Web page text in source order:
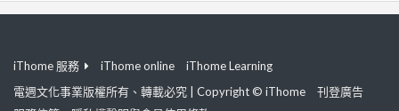
iThome 服務 iThome online
iThome Learning
電週文化事業版權所有、轉載必究 | Copyright © iThome
刊登廣告